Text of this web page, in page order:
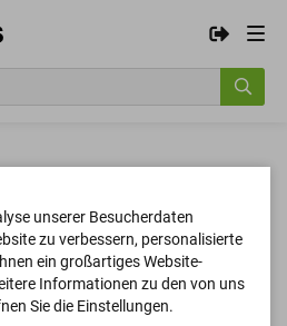
unserer Besucherdaten
zu verbessern, personalisierte
ein großartiges Website-
Informationen zu den von uns
Sie die Einstellungen.